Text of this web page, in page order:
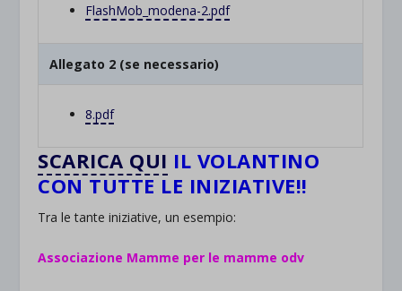
FlashMob_modena-2.pdf
Allegato 2 (se necessario)
8.pdf
SCARICA QUI IL VOLANTINO
CON TUTTE LE INIZIATIVE!!
Tra le tante iniziative, un esempio:
Associazione Mamme per le mamme odv